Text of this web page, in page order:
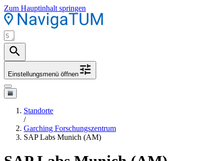
Zum Hauptinhalt springen
Einstellungsmenü öffnen
Standorte
/
Garching Forschungszentrum
SAP Labs Munich (AM)